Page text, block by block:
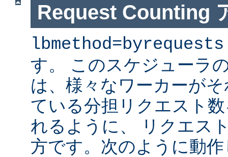
Request Counting
lbmethod=byrequests
す。 このスケジューラ
は、様々なワーカーが
ている分担リクエスト
れるように、 リクエス
方です。次のように動